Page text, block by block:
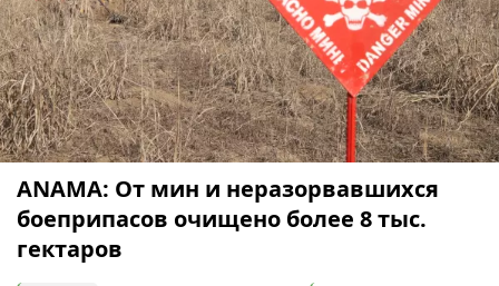
ANAMA: От мин и неразорвавшихся
боеприпасов очищено более 8 тыс.
гектаров